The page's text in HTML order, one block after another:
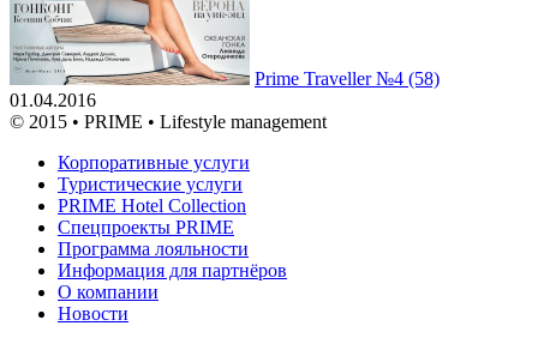
Prime Traveller №4 (58)
01.04.2016
© 2015 • PRIME • Lifestyle management
Корпоративные услуги
Туристические услуги
PRIME Hotel Collection
Спецпроекты PRIME
Программа лояльности
Информация для партнёров
О компании
Новости